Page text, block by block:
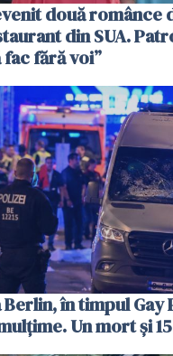
două românce
din SUA.
fac fără voi”
în timpul Gay
Un mort și